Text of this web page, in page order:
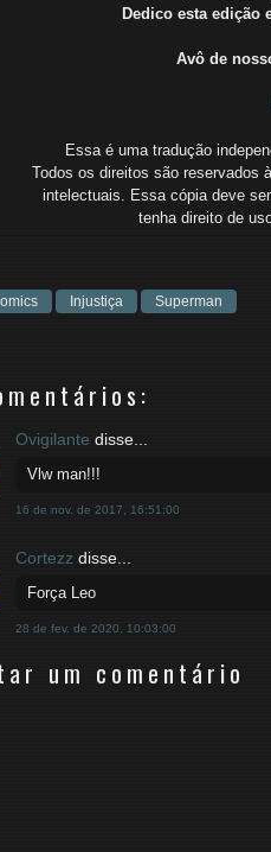
Dedico esta edição
Avô de
Essa é uma tradução
Todos os direitos são reservados
intelectuais. Essa cópia deve
tenha direito de
Injustiça Superman
Ovigilante disse...
Vlw man!!!
16 de nov. de 2017, 16:51:00
Cortezz disse...
Força Leo
28 de fev. de 2020, 10:03:00
um comentário